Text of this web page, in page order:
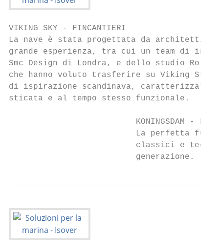
VIKING SKY - FINCANTIERI
La nave è stata progettata da architetti
grande esperienza, tra cui un team di
Smc Design di Londra, e dello studio
che hanno voluto trasferire su Viking Sky
di ispirazione scandinava, caratterizzato
sticata e al tempo stesso funzionale.
KONINGSDAM -
La perfetta
classici e
                          generazione.